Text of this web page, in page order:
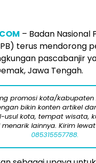
– Badan Nasional
terus mendorong
pascabanjir
Jawa Tengah.
promosi kota/
bikin konten artikel
usul kota, tempat wisata,
lainnya. Kirim
085315557788.